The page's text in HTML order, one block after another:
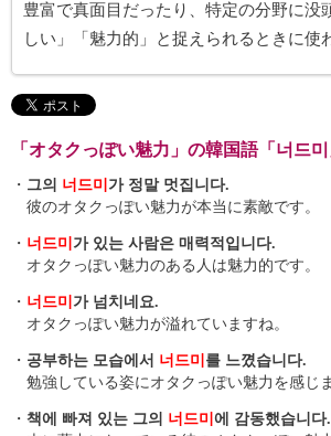
豊富で真面目だったり、特定の分野に没
しい」「魅力的」と捉えられるときに使
「オタクっぽい魅力」の韓国語「너드
・ 그의 너드미 가 정말 멋집니다.
彼のオタクっぽい魅力が本当に素敵です。
・ 너드미 가 있는 사람은 매력적입니다.
オタクっぽい魅力のある人は魅力的です。
・ 너드미 가 넘치네요.
オタクっぽい魅力が溢れていますね。
・ 공부하는 모습에서 너드미 를 느꼈습니다.
勉強している姿にオタクっぽい魅力を感じ
・ 책에 빠져 있는 그의 너드미 에 감동했습니다.